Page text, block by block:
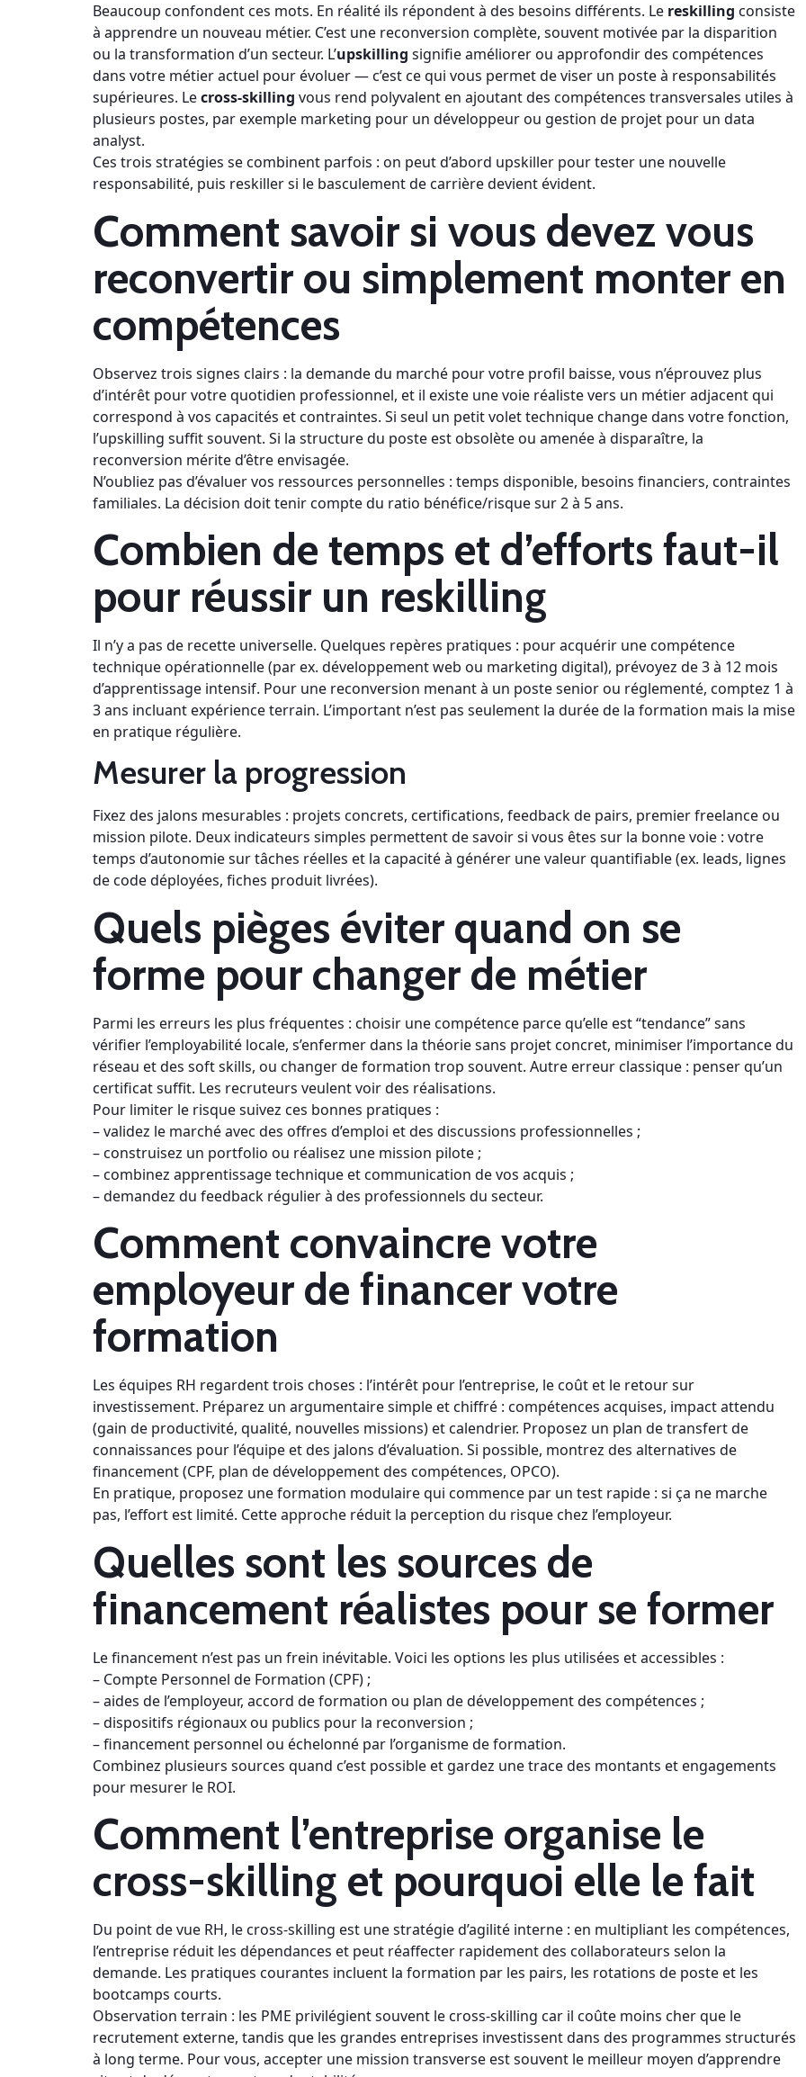
Beaucoup confondent ces mots. En réalité ils répondent à des besoins différents. Le reskilling consiste
à apprendre un nouveau métier. C’est une reconversion complète, souvent motivée par la disparition
ou la transformation d’un secteur. L’upskilling signifie améliorer ou approfondir des compétences
dans votre métier actuel pour évoluer — c’est ce qui vous permet de viser un poste à responsabilités
supérieures. Lecross-skilling vous rend polyvalent en ajoutant des compétences transversales utiles à
plusieurs postes, par exemple marketing pour un développeur ou gestion de projet pour un data
analyst.
Ces trois stratégies se combinent parfois : on peut d’abord upskiller pour tester une nouvelle
responsabilité, puis reskiller si le basculement de carrière devient évident.
Comment savoir si vous devez vous
reconvertir ou simplement monter en
compétences
Observez trois signes clairs : la demande du marché pour votre profil baisse, vous n’éprouvez plus
d’intérêt pour votre quotidien professionnel, et il existe une voie réaliste vers un métier adjacent qui
correspond à vos capacités et contraintes. Si seul un petit volet technique change dans votre fonction,
l’upskilling suffit souvent. Si la structure du poste est obsolète ou amenée à disparaître, la
reconversion mérite d’être envisagée.
N’oubliez pas d’évaluer vos ressources personnelles : temps disponible, besoins financiers, contraintes
familiales. La décision doit tenir compte du ratio bénéfice/risque sur 2 à 5 ans.
Combien de temps et d’efforts faut-il
pour réussir un reskilling
Il n’y a pas de recette universelle. Quelques repères pratiques : pour acquérir une compétence
technique opérationnelle (par ex. développement web ou marketing digital), prévoyez de 3 à 12 mois
d’apprentissage intensif. Pour une reconversion menant à un poste senior ou réglementé, comptez 1 à
3 ans incluant expérience terrain. L’important n’est pas seulement la durée de la formation mais la mise
en pratique régulière.
Mesurer la progression
Fixez des jalons mesurables : projets concrets, certifications, feedback de pairs, premier freelance ou
mission pilote. Deux indicateurs simples permettent de savoir si vous êtes sur la bonne voie : votre
temps d’autonomie sur tâches réelles et la capacité à générer une valeur quantifiable (ex. leads, lignes
de code déployées, fiches produit livrées).
Quels pièges éviter quand on se
forme pour changer de métier
Parmi les erreurs les plus fréquentes : choisir une compétence parce qu’elle est “tendance” sans
vérifier l’employabilité locale, s’enfermer dans la théorie sans projet concret, minimiser l’importance du
réseau et des soft skills, ou changer de formation trop souvent. Autre erreur classique : penser qu’un
certificat suffit. Les recruteurs veulent voir des réalisations.
Pour limiter le risque suivez ces bonnes pratiques :
– validez le marché avec des offres d’emploi et des discussions professionnelles ;
– construisez un portfolio ou réalisez une mission pilote ;
– combinez apprentissage technique et communication de vos acquis ;
– demandez du feedback régulier à des professionnels du secteur.
Comment convaincre votre
employeur de financer votre
formation
Les équipes RH regardent trois choses : l’intérêt pour l’entreprise, le coût et le retour sur
investissement. Préparez un argumentaire simple et chiffré : compétences acquises, impact attendu
(gain de productivité, qualité, nouvelles missions) et calendrier. Proposez un plan de transfert de
connaissances pour l’équipe et des jalons d’évaluation. Si possible, montrez des alternatives de
financement (CPF, plan de développement des compétences, OPCO).
En pratique, proposez une formation modulaire qui commence par un test rapide : si ça ne marche
pas, l’effort est limité. Cette approche réduit la perception du risque chez l’employeur.
Quelles sont les sources de
financement réalistes pour se former
Le financement n’est pas un frein inévitable. Voici les options les plus utilisées et accessibles :
– Compte Personnel de Formation (CPF) ;
– aides de l’employeur, accord de formation ou plan de développement des compétences ;
– dispositifs régionaux ou publics pour la reconversion ;
– financement personnel ou échelonné par l’organisme de formation.
Combinez plusieurs sources quand c’est possible et gardez une trace des montants et engagements
pour mesurer le ROI.
Comment l’entreprise organise le
cross-skilling et pourquoi elle le fait
Du point de vue RH, le cross-skilling est une stratégie d’agilité interne : en multipliant les compétences,
l’entreprise réduit les dépendances et peut réaffecter rapidement des collaborateurs selon la
demande. Les pratiques courantes incluent la formation par les pairs, les rotations de poste et les
bootcamps courts.
Observation terrain : les PME privilégient souvent le cross-skilling car il coûte moins cher que le
recrutement externe, tandis que les grandes entreprises investissent dans des programmes structurés
à long terme. Pour vous, accepter une mission transverse est souvent le meilleur moyen d’apprendre